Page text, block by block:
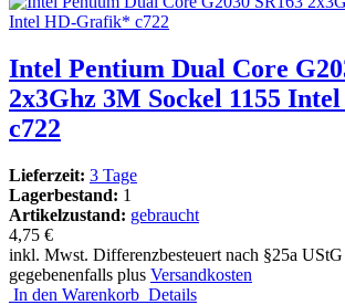
Intel Pentium Dual Core
2x3Ghz 3M Sockel 1155
c722
Lieferzeit: 3 Tage
Lagerbestand: 1
Artikelzustand: gebraucht
4,75 €
inkl. Mwst. Differenzbesteuert nach §25a UStG
gegebenenfalls plus Versandkosten
In den Warenkorb Details